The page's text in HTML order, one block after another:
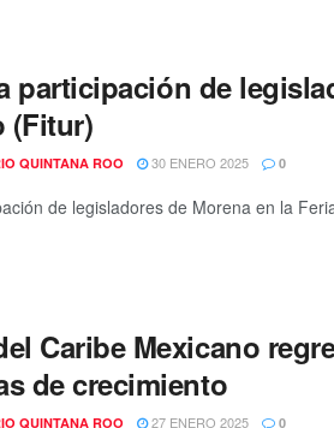
participación de
(Fitur)
QUINTANA ROO 30 ENERO 2025 0
de legisladores de Morena en la
Caribe Mexicano
de crecimiento
QUINTANA ROO 27 ENERO 2025 0